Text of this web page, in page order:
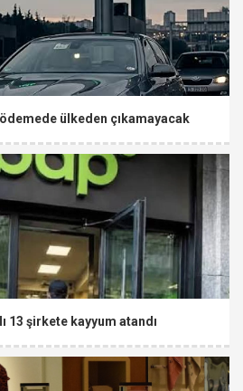
ülkeden çıkamayacak
13 şirkete kayyum atandı